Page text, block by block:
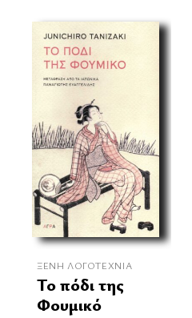
ΞΈΝΗ ΛΟΓΟΤΕΧΝΊΑ
Το πόδι της
Φουμικό